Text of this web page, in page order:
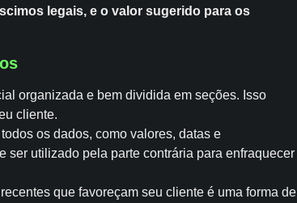
legais, e o valor sugerido para os
organizada e bem dividida em seções. Isso
cliente.
os dados, como valores, datas e
ser utilizado pela parte contrária para enfraquecer
que favoreçam seu cliente é uma forma de